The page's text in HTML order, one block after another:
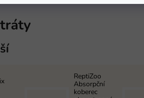
ReptiZoo
Absorpční
koberec